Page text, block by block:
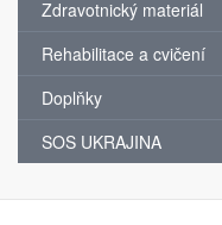
Zdravotnický materiál
Rehabilitace a cvičení
Doplňky
SOS UKRAJINA